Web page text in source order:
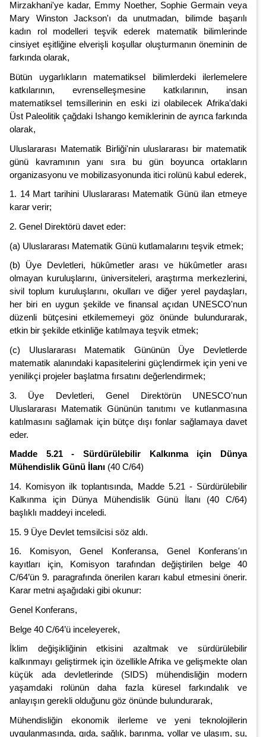
Mirzakhani'ye kadar, Emmy Noether, Sophie Germain veya
Mary Winston Jackson'ı da unutmadan, bilimde başarılı
kadın rol modelleri teşvik ederek matematik bilimlerinde
cinsiyet eşitliğine elverişli koşullar oluşturmanın öneminin de
farkında olarak,
Bütün uygarlıkların matematiksel bilimlerdeki ilerlemelere
katkılarının, evrenselleşmesine katkılarının, insan
matematiksel temsillerinin en eski izi olabilecek Afrika'daki
Üst Paleolitik çağdaki Ishango kemiklerinin de ayrıca farkında
olarak,
Uluslararası Matematik Birliği'nin uluslararası bir matematik
günü kavramının yanı sıra bu gün boyunca ortakların
organizasyonu ve mobilizasyonunda itici rolünü kabul ederek,
1. 14 Mart tarihini Uluslararası Matematik Günü ilan etmeye
karar verir;
2. Genel Direktörü davet eder:
(a) Uluslararası Matematik Günü kutlamalarını teşvik etmek;
(b) Üye Devletleri, hükûmetler arası ve hükûmetler arası
olmayan kuruluşlarını, üniversiteleri, araştırma merkezlerini,
sivil toplum kuruluşlarını, okulları ve diğer yerel paydaşları,
her biri en uygun şekilde ve finansal açıdan UNESCO'nun
düzenli bütçesini etkilememeyi göz önünde bulundurarak,
etkin bir şekilde etkinliğe katılmaya teşvik etmek;
(c) Uluslararası Matematik Gününün Üye Devletlerde
matematik alanındaki kapasitelerini güçlendirmek için yeni ve
yenilikçi projeler başlatma fırsatını değerlendirmek;
3. Üye Devletleri, Genel Direktörün UNESCO'nun
Uluslararası Matematik Gününün tanıtımı ve kutlanmasına
katılmasını sağlamak için bütçe dışı fonlar sağlamaya davet
eder.
Madde 5.21 - Sürdürülebilir Kalkınma için Dünya
Mühendislik Günü İlanı (40 C/64)
14. Komisyon ilk toplantısında, Madde 5.21 - Sürdürülebilir
Kalkınma için Dünya Mühendislik Günü İlanı (40 C/64)
başlıklı maddeyi inceledi.
15. 9 Üye Devlet temsilcisi söz aldı.
16. Komisyon, Genel Konferansa, Genel Konferans'ın
kayıtları için, Komisyon tarafından değiştirilen belge 40
C/64’ün 9. paragrafında önerilen kararı kabul etmesini önerir.
Karar metni aşağıdaki gibi okunur:
Genel Konferans,
Belge 40 C/64’ü inceleyerek,
İklim değişikliğinin etkisini azaltmak ve sürdürülebilir
kalkınmayı geliştirmek için özellikle Afrika ve gelişmekte olan
küçük ada devletlerinde (SIDS) mühendisliğin modern
yaşamdaki rolünün daha fazla küresel farkındalık ve
anlayışın gerekli olduğunu göz önünde bulundurarak,
Mühendisliğin ekonomik ilerleme ve yeni teknolojilerin
uygulanmasında, gıda, sağlık, barınma, yollar ve ulaşım, su,